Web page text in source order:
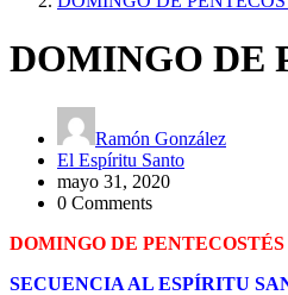
DOMINGO DE
Ramón González
El Espíritu Santo
mayo 31, 2020
0 Comments
DOMINGO DE
SECUENCIA AL ESPÍRITU